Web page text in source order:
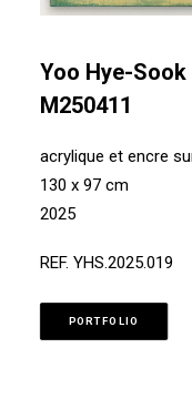
Yoo Hye-Sook
M250411
acrylique et encre
130 x 97 cm
2025
REF. YHS.2025.019
PORTFOLIO